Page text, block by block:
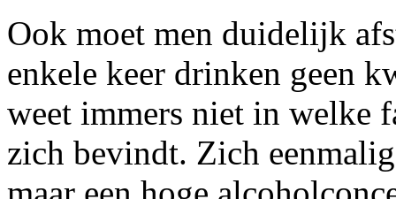
Ook moet men duidelijk
enkele keer drinken geen
weet immers niet in welke
zich bevindt. Zich